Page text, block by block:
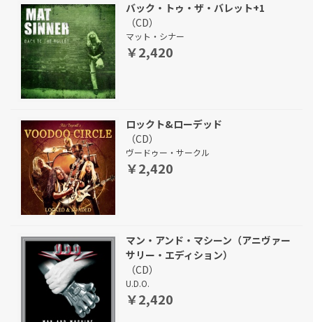
バック・トゥ・ザ・バレット+1
（CD）
マット・シナー
￥2,420
ロックト&ローデッド
（CD）
ヴードゥー・サークル
￥2,420
マン・アンド・マシーン（アニヴァー
サリー・エディション）
（CD）
U.D.O.
￥2,420